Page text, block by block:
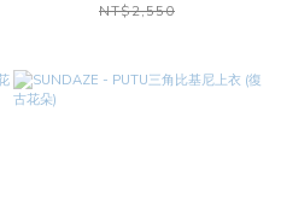
NT$2,550